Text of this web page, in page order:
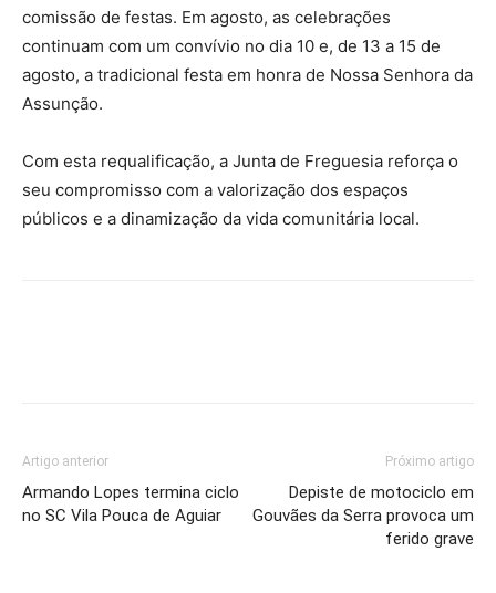
comissão de festas. Em agosto, as celebrações
continuam com um convívio no dia 10 e, de 13 a 15 de
agosto, a tradicional festa em honra de Nossa Senhora da
Assunção.
Com esta requalificação, a Junta de Freguesia reforça o
seu compromisso com a valorização dos espaços
públicos e a dinamização da vida comunitária local.
Artigo anterior
Armando Lopes termina ciclo
no SC Vila Pouca de Aguiar
Próximo artigo
Depiste de motociclo em
Gouvães da Serra provoca um
ferido grave